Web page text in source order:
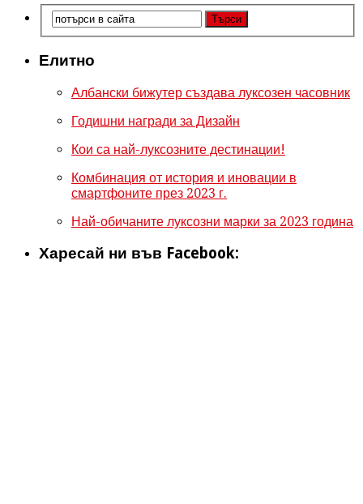
Елитно
Албански бижутер създава луксозен часовник
Годишни награди за Дизайн
Кои са най-луксозните дестинации!
Комбинация от история и иновации в
смартфоните през 2023 г.
Най-обичаните луксозни марки за 2023 година
Харесай ни във Facebook: